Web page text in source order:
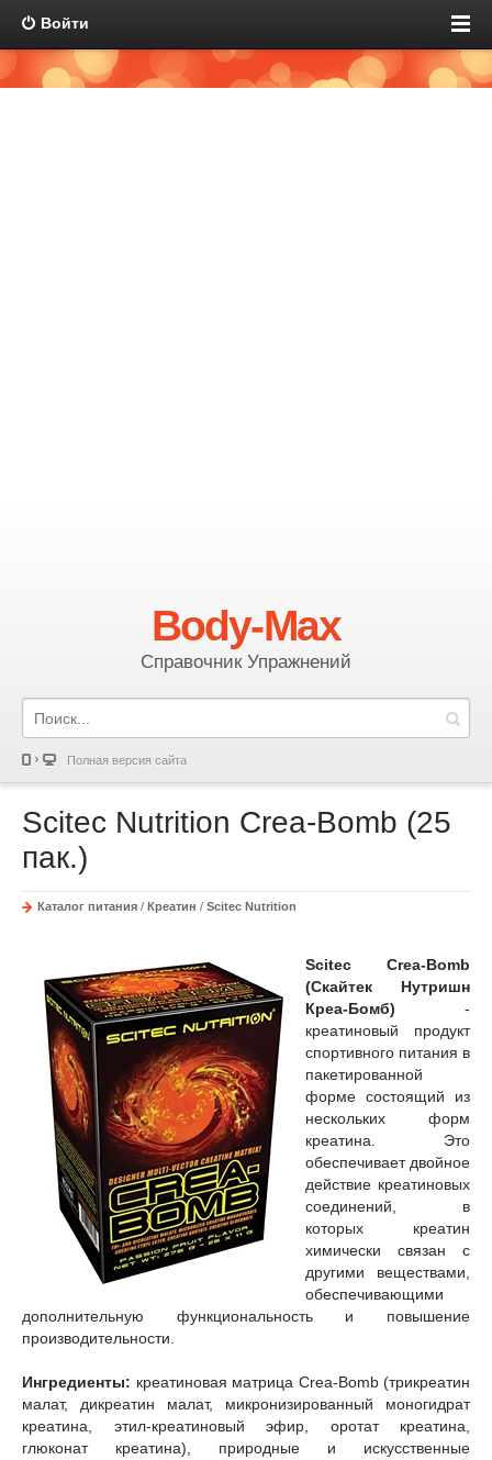
Войти
Body-Max
Справочник Упражнений
Полная версия сайта
Scitec Nutrition Crea-Bomb (25
пак.)
Каталог питания / Креатин / Scitec Nutrition
Scitec Crea-Bomb
(Скайтек Нутришн
Креа-Бомб) -
креатиновый продукт
спортивного питания в
пакетированной
форме состоящий из
нескольких форм
креатина. Это
обеспечивает двойное
действие креатиновых
соединений, в
которых креатин
химически связан с
другими веществами,
обеспечивающими
дополнительную функциональность и повышение
производительности.
Ингредиенты: креатиновая матрица Crea-Bomb (трикреатин
малат, дикреатин малат, микронизированный моногидрат
креатина, этил-креатиновый эфир, оротат креатина,
глюконат креатина), природные и искусственные